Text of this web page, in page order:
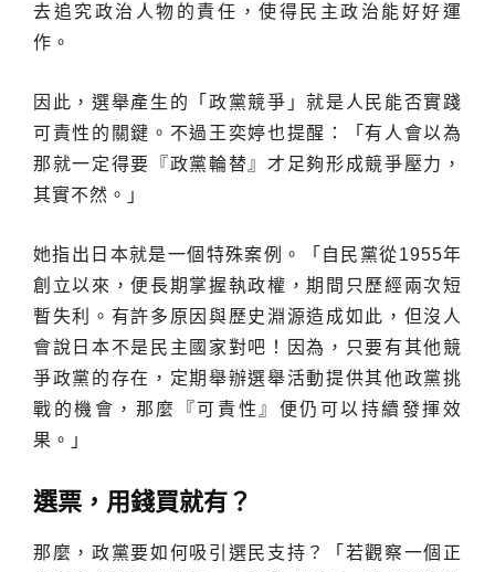
去追究政治人物的責任，使得民主政治能好好運
作。
因此，選舉產生的「政黨競爭」就是人民能否實踐
可責性的關鍵。不過王奕婷也提醒：「有人會以為
那就一定得要『政黨輪替』才足夠形成競爭壓力，
其實不然。」
她指出日本就是一個特殊案例。「自民黨從1955年
創立以來，便長期掌握執政權，期間只歷經兩次短
暫失利。有許多原因與歷史淵源造成如此，但沒人
會說日本不是民主國家對吧！因為，只要有其他競
爭政黨的存在，定期舉辦選舉活動提供其他政黨挑
戰的機會，那麼『可責性』便仍可以持續發揮效
果。」
選票，用錢買就有？
那麼，政黨要如何吸引選民支持？「若觀察一個正